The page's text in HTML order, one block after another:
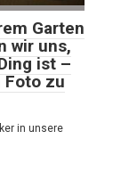
Garten
wir uns,
ist –
Foto zu
in unsere